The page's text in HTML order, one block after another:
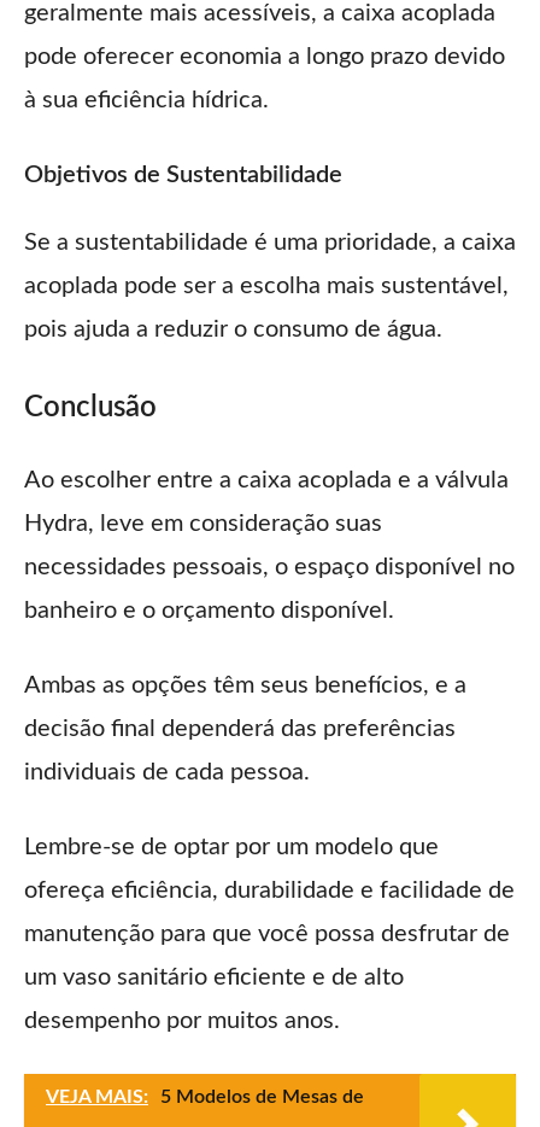
geralmente mais acessíveis, a caixa acoplada
pode oferecer economia a longo prazo devido
à sua eficiência hídrica.
Objetivos de Sustentabilidade
Se a sustentabilidade é uma prioridade, a caixa
acoplada pode ser a escolha mais sustentável,
pois ajuda a reduzir o consumo de água.
Conclusão
Ao escolher entre a caixa acoplada e a válvula
Hydra, leve em consideração suas
necessidades pessoais, o espaço disponível no
banheiro e o orçamento disponível.
Ambas as opções têm seus benefícios, e a
decisão final dependerá das preferências
individuais de cada pessoa.
Lembre-se de optar por um modelo que
ofereça eficiência, durabilidade e facilidade de
manutenção para que você possa desfrutar de
um vaso sanitário eficiente e de alto
desempenho por muitos anos.
VEJA MAIS: 5 Modelos de Mesas de